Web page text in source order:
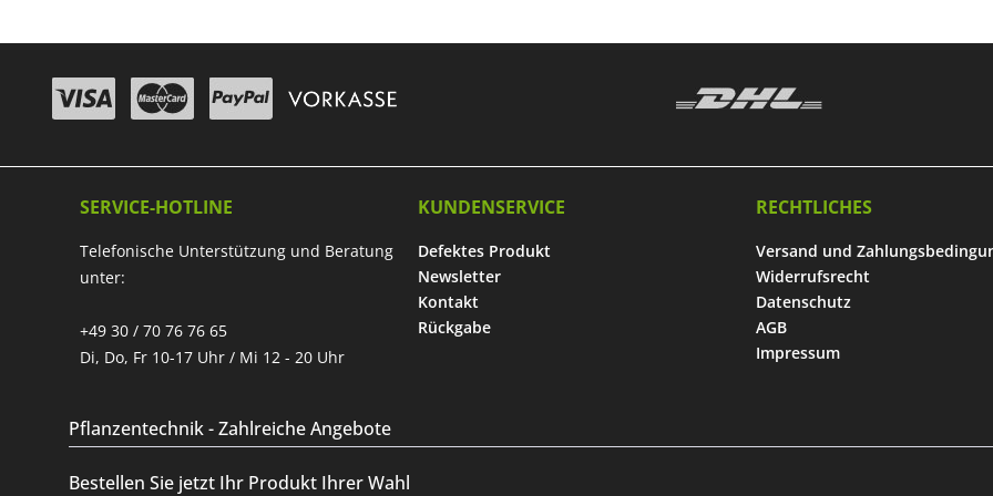
SERVICE-HOTLINE
Telefonische Unterstützung und Beratung
unter:
+49 30 / 70 76 76 65
Di, Do, Fr 10-17 Uhr / Mi 12 - 20 Uhr
KUNDENSERVICE
Defektes Produkt
Newsletter
Kontakt
Rückgabe
RECHTLICHES
Versand und
Widerrufsrecht
Datenschutz
AGB
Impressum
Pflanzentechnik - Zahlreiche Angebote
Bestellen Sie jetzt Ihr Produkt Ihrer Wahl